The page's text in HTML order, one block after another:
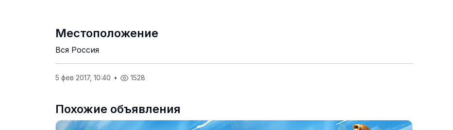
Местоположение
Вся Россия
5 фев 2017, 10:40 • 1528
Похожие объявления